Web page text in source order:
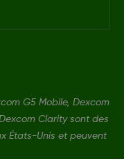
G5 Mobile, Dexcom
Clarity sont des
États-Unis et peuvent